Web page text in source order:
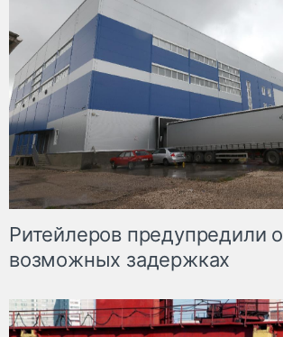
Ритейлеров предупредили о
возможных задержках